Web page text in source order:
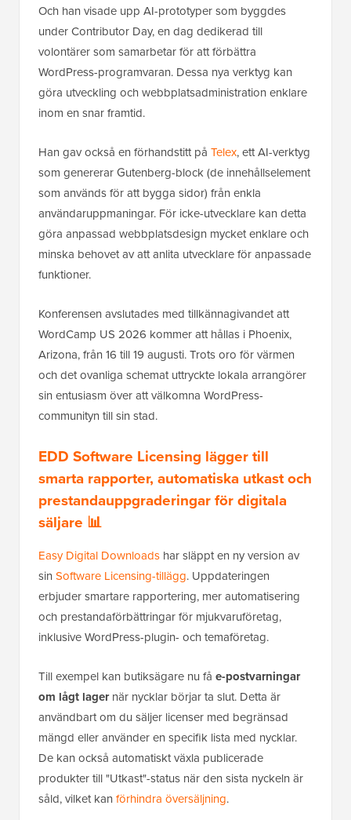
Och han visade upp AI-prototyper som byggdes
under Contributor Day, en dag dedikerad till
volontärer som samarbetar för att förbättra
WordPress-programvaran. Dessa nya verktyg kan
göra utveckling och webbplatsadministration enklare
inom en snar framtid.
Han gav också en förhandstitt på Telex, ett AI-verktyg
som genererar Gutenberg-block (de innehållselement
som används för att bygga sidor) från enkla
användaruppmaningar. För icke-utvecklare kan detta
göra anpassad webbplatsdesign mycket enklare och
minska behovet av att anlita utvecklare för anpassade
funktioner.
Konferensen avslutades med tillkännagivandet att
WordCamp US 2026 kommer att hållas i Phoenix,
Arizona, från 16 till 19 augusti. Trots oro för värmen
och det ovanliga schemat uttryckte lokala arrangörer
sin entusiasm över att välkomna WordPress-
communityn till sin stad.
EDD Software Licensing lägger till
smarta rapporter, automatiska utkast och
prestandauppgraderingar för digitala
säljare 📊
Easy Digital Downloads har släppt en ny version av
sin Software Licensing-tillägg. Uppdateringen
erbjuder smartare rapportering, mer automatisering
och prestandaförbättringar för mjukvaruföretag,
inklusive WordPress-plugin- och temaföretag.
Till exempel kan butiksägare nu få e-postvarningar
om lågt lagernär nycklar börjar ta slut. Detta är
användbart om du säljer licenser med begränsad
mängd eller använder en specifik lista med nycklar.
De kan också automatiskt växla publicerade
produkter till "Utkast"-status när den sista nyckeln är
såld, vilket kan förhindra översäljning.